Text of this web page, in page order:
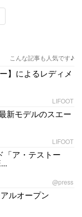
こんな記事も人気です♪
】によるレディメ
LIFOOT
新モデルのスエー
LIFOOT
「ア・テストー
@press
ルオープン